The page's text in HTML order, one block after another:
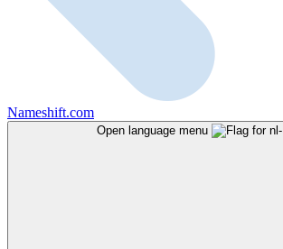
Nameshift.com
Open language menu